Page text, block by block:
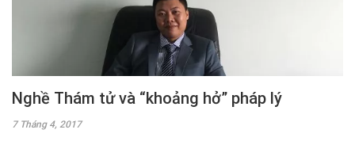
Nghề Thám tử và “khoảng hở” pháp lý
7 Tháng 4, 2017